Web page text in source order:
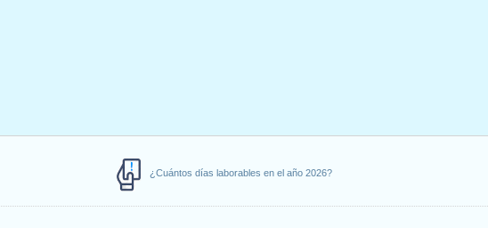
¿Cuántos días laborables en el año 2026?